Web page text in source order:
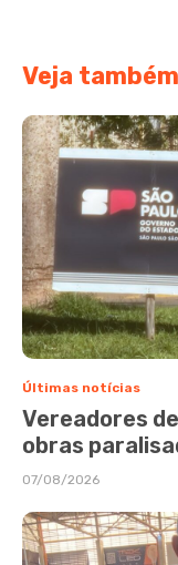
Veja também
Últimas notícias
Vereadores
obras
07/08/2026